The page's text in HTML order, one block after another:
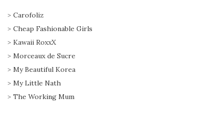
> Carofoliz
> Cheap Fashionable Girls
> Kawaii RoxxX
> Morceaux de Sucre
> My Beautiful Korea
> My Little Nath
> The Working Mum